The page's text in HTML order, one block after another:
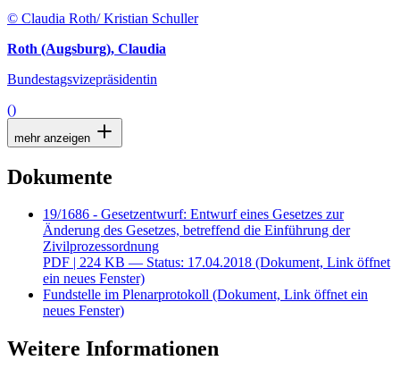
© Claudia Roth/ Kristian Schuller
Roth (Augsburg), Claudia
Bundestagsvizepräsidentin
()
mehr anzeigen
Dokumente
19/1686 - Gesetzentwurf: Entwurf eines Gesetzes zur
Änderung des Gesetzes, betreffend die Einführung der
Zivilprozessordnung
PDF | 224 KB — Status: 17.04.2018 (Dokument, Link öffnet
ein neues Fenster)
Fundstelle im Plenarprotokoll (Dokument, Link öffnet ein
neues Fenster)
Weitere Informationen